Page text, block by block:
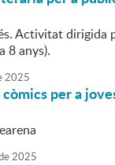
Activitat dirigida
8 anys).
2025
per a
2025